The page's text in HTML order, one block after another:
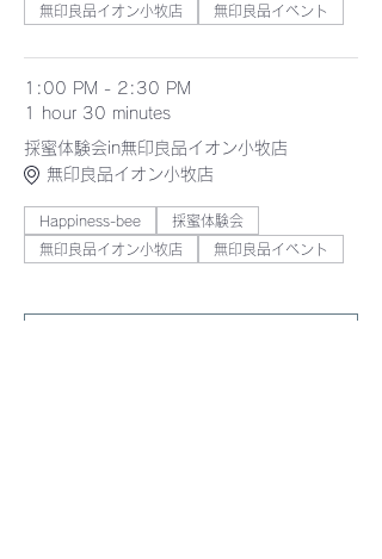
無印良品イオン小牧店
無印良品イベント
1:00 PM - 2:30 PM
1 hour 30 minutes
採蜜体験会in無印良品イオン小牧店
無印良品イオン小牧店
Happiness-bee
採蜜体験会
無印良品イオン小牧店
無印良品イベント